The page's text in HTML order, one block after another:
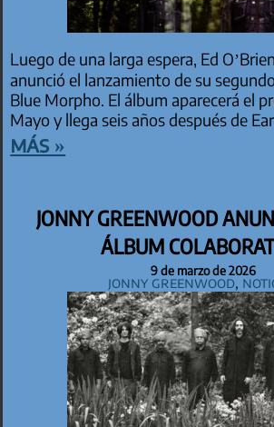
Luego de una larga espera, Ed
anunció el lanzamiento de su
Blue Morpho. El álbum aparecerá el
Mayo y llega seis años después de
más »
JONNY GREENWOOD
ÁLBUM
9 de marzo de 2026
Jonny Greenwood,